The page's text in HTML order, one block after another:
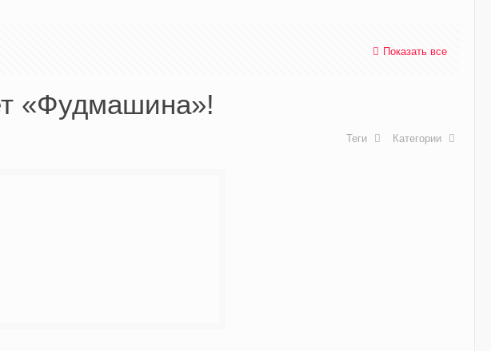
Показать все
«Фудмашина»!
Категории
Теги